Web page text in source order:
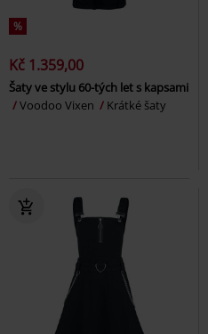
%
Kč 1.359,00
Šaty ve stylu 60-tých let s kapsami
Voodoo Vixen
Krátké šaty